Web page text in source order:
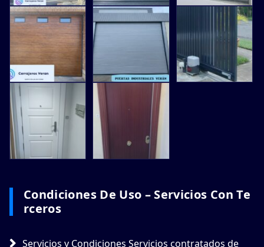
Condiciones De Uso – Servicios Con Te
Rceros
Servicios y Condiciones Servicios contratados de